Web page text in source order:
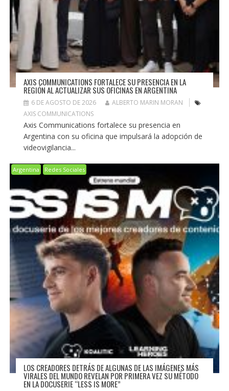
AXIS COMMUNICATIONS FORTALECE SU PRESENCIA EN LA
REGIÓN AL ACTUALIZAR SUS OFICINAS EN ARGENTINA
6 DE AGOSTO DE 2026
ALBERTO MARIN MORAN
AXIS COMMUNICATIONS
Axis Communications fortalece su presencia en
Argentina con su oficina que impulsará la adopción de
videovigilancia...
Argentina Redes Sociales
LOS CREADORES DETRÁS DE ALGUNAS DE LAS IMÁGENES MÁS
VIRALES DEL MUNDO REVELAN POR PRIMERA VEZ SU MÉTODO
EN LA DOCUSERIE “LESS IS MORE”